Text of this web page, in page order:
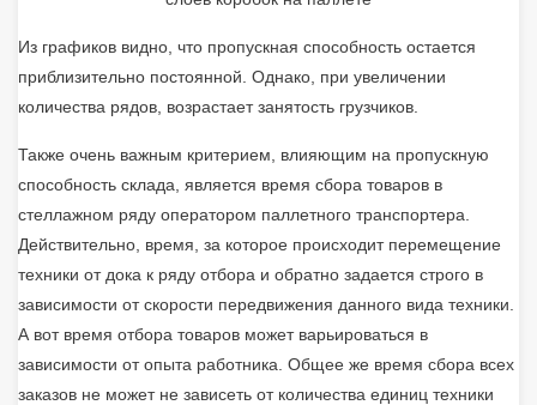
Из графиков видно, что пропускная способность остается
приблизительно постоянной. Однако, при увеличении
количества рядов, возрастает занятость грузчиков.
Также очень важным критерием, влияющим на пропускную
способность склада, является время сбора товаров в
стеллажном ряду оператором паллетного транспортера.
Действительно, время, за которое происходит перемещение
техники от дока к ряду отбора и обратно задается строго в
зависимости от скорости передвижения данного вида техники.
А вот время отбора товаров может варьироваться в
зависимости от опыта работника. Общее же время сбора всех
заказов не может не зависеть от количества единиц техники